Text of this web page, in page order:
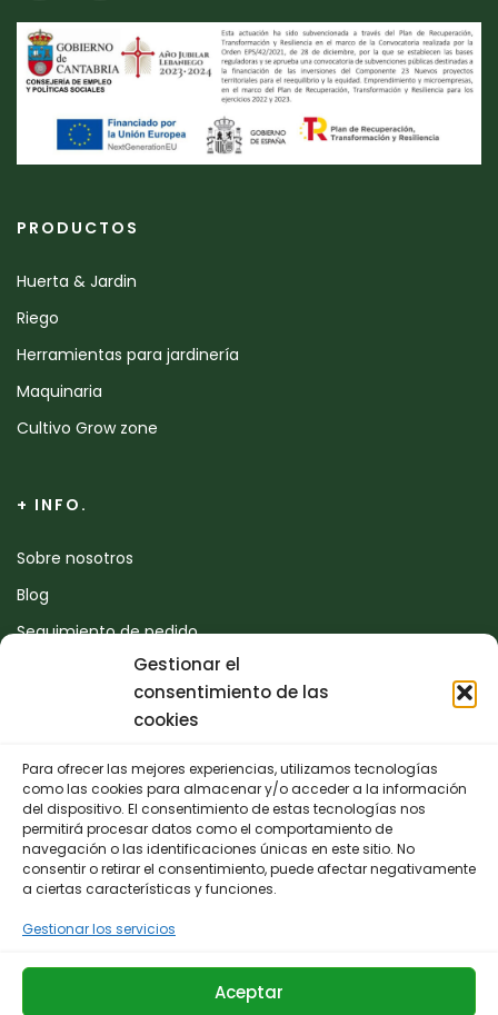
Gestionar el
consentimiento de las
cookies
Para ofrecer las mejores experiencias, utilizamos tecnologías
como las cookies para almacenar y/o acceder a la información
del dispositivo. El consentimiento de estas tecnologías nos
permitirá procesar datos como el comportamiento de
navegación o las identificaciones únicas en este sitio. No
consentir o retirar el consentimiento, puede afectar negativamente
a ciertas características y funciones.
Gestionar los servicios
Aceptar
PRODUCTOS
Huerta & Jardin
Riego
Herramientas para jardinería
Maquinaria
Cultivo Grow zone
+ INFO.
Sobre nosotros
Blog
Seguimiento de pedido
CONTACTO
942 25 50 54
Polígono de Trascueto, parcela 4, 39600 Revilla de
Camargo, Cantabria
info@fernando-santamaria.com